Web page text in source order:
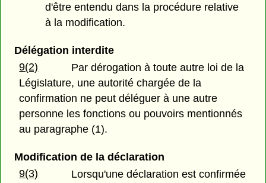
d'être entendu dans la procédure relative
à la modification.
Délégation interdite
9(2)
Par dérogation à toute autre loi de la
Législature, une autorité chargée de la
confirmation ne peut déléguer à une autre
personne les fonctions ou pouvoirs mentionnés
au paragraphe (1).
Modification de la déclaration
9(3)
Lorsqu'une déclaration est confirmée